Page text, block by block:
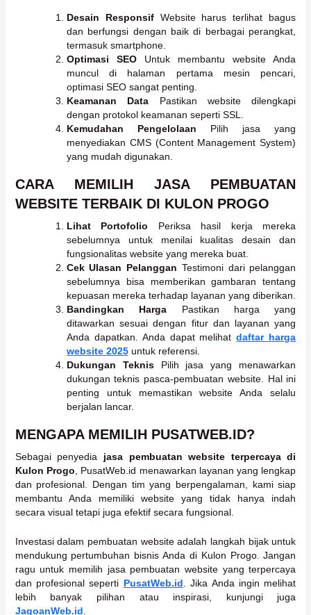
Desain ResponsifWebsite harus terlihat bagus
dan berfungsi dengan baik di berbagai perangkat,
termasuk smartphone.
Optimasi SEOUntuk membantu website Anda
muncul di halaman pertama mesin pencari,
optimasi SEO sangat penting.
Keamanan Data Pastikan website dilengkapi
dengan protokol keamanan seperti SSL.
Kemudahan Pengelolaan Pilih jasa yang
menyediakan CMS (Content Management System)
yang mudah digunakan.
CARA MEMILIH JASA PEMBUATAN
WEBSITE TERBAIK DI KULON PROGO
Lihat Portofolio Periksa hasil kerja mereka
sebelumnya untuk menilai kualitas desain dan
fungsionalitas website yang mereka buat.
Cek Ulasan Pelanggan Testimoni dari pelanggan
sebelumnya bisa memberikan gambaran tentang
kepuasan mereka terhadap layanan yang diberikan.
Bandingkan Harga Pastikan harga yang
ditawarkan sesuai dengan fitur dan layanan yang
Anda dapatkan. Anda dapat melihatdaftar harga
website 2025untuk referensi.
Dukungan TeknisPilih jasa yang menawarkan
dukungan teknis pasca-pembuatan website. Hal ini
penting untuk memastikan website Anda selalu
berjalan lancar.
MENGAPA MEMILIH PUSATWEB.ID?
Sebagai penyedia jasa pembuatan website terpercaya di
Kulon Progo , PusatWeb.id menawarkan layanan yang lengkap
dan profesional. Dengan tim yang berpengalaman, kami siap
membantu Anda memiliki website yang tidak hanya indah
secara visual tetapi juga efektif secara fungsional.
Investasi dalam pembuatan website adalah langkah bijak untuk
mendukung pertumbuhan bisnis Anda di Kulon Progo. Jangan
ragu untuk memilih jasa pembuatan website yang terpercaya
dan profesional seperti PusatWeb.id. Jika Anda ingin melihat
lebih banyak pilihan atau inspirasi, kunjungi juga
JagoanWeb.id.